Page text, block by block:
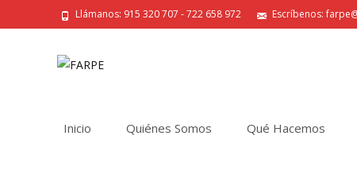
Llámanos: 915 320 707 - 722 658 972 Escríbenos:
Inicio Quiénes Somos Qué Hacemos